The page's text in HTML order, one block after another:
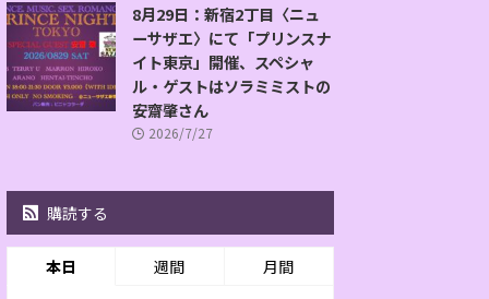
8月29日：新宿2丁目〈ニュ
ーサザエ〉にて「プリンスナ
イト東京」開催、スペシャ
ル・ゲストはソラミミストの
安齋肇さん
2026/7/27
購読する
本日 週間 月間